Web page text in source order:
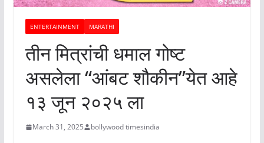
ENTERTAINMENT MARATHI
तीन मित्रांची धमाल गोष्ट
असलेला “आंबट शौकीन”येत आहे
१३ जून २०२५ ला
March 31, 2025 bollywood timesindia